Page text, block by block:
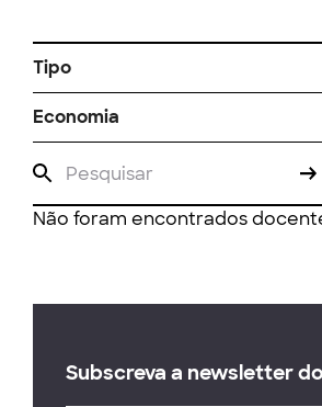
Tipo
Economia
Não foram encontrados
Subscreva a newsletter